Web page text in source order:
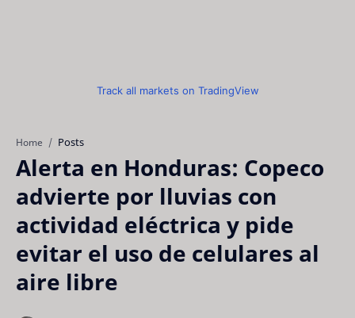
Track all markets on TradingView
Home Posts
Alerta en Honduras: Copeco
advierte por lluvias con
actividad eléctrica y pide
evitar el uso de celulares al
aire libre